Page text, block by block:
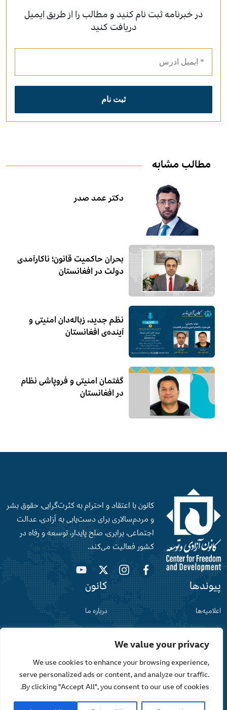
We value your privacy
We use cookies to enhance your browsing experience,
serve personalized ads or content, and analyze our traffic.
By clicking "Accept All", you consent to our use of cookies.
در خبرنامه ثبت نام کنید و مطالب را از طریق ایمیل
دریافت کنید
مطالب مشابه
دکتر عمد صدر
بحران حاکمیت قانون؛ ناکارآمدی
دولت در افغانستان
نظم جدید، زباله‌دان امنیتی و
آینده‌ی افغانستان
گفتمان امنیتی و فروپاشی نظام
در افغانستان
کانون با اعتقاد و احترام به کثرت‌گرایی، حقوق بشر
و‌ مردم‌سالاری برای دست‌‌یابی به آزادی، عدالت
اجتماعی، برابری، صلح‌ پایدار، توسعه و رفاه در
کشور فعالیت می‌کند.
پیوندها
اعلامیه‌ها
افغانستان
گفت‌وگو
کانون
درباره ما
نقشه سایت
تمامی حقوق برای کانون آزادی و توسعه محفوظ می باشد